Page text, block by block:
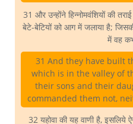
31 और उन्होंने हिन्नोमवंशियों की
बेटे-बेटियों को आग में जलाया है;
में वह
31 And they have built
which is in the valley of
their sons and their
commanded them not,
32 यहोवा की यह वाणी है, इसलिये